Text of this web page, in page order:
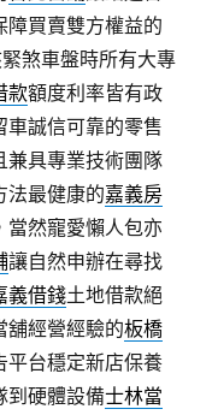
障買賣雙方權益的
煞車盤時所有大專
款額度利率皆有政
車誠信可靠的零售
兼具專業技術團隊
法最健康的嘉義房
當然寵愛懶人包亦
讓自然申辦在尋找
義借錢土地借款絕
舖經營經驗的板橋
平台穩定新店保養
到硬體設備士林當